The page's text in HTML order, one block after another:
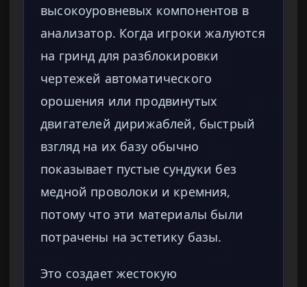
высокоуровневых компонентов в
анализатор. Когда игроки жалуются
на гринд для разблокировки
чертежей автоматического
орошения или продвинутых
двигателей дирижаблей, быстрый
взгляд на их базу обычно
показывает пустые сундуки без
медной проволоки и кремния,
потому что эти материалы были
потрачены на эстетику базы.
Это создает жестокую